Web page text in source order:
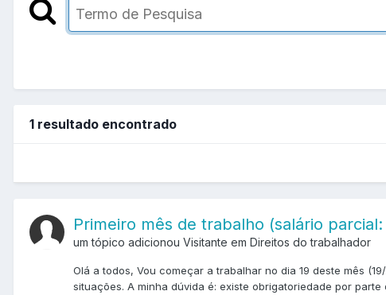
1 resultado encontrado
Primeiro mês de trabalho (salário
um tópico adicionou Visitante em Direitos do trabalhador
Olá a todos, Vou começar a trabalhar no dia 19 deste mês
situações. A minha dúvida é: existe obrigatoriedade por parte